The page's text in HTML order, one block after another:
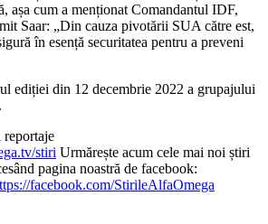
așa cum a menționat Comandantul IDF,
Saar: „Din cauza pivotării SUA către est,
în esență securitatea pentru a preveni
ediției din 12 decembrie 2022 a grupajului
stiri Urmărește acum cele mai noi știri
pagina noastră de facebook:
facebook.com/StirileAlfaOmega